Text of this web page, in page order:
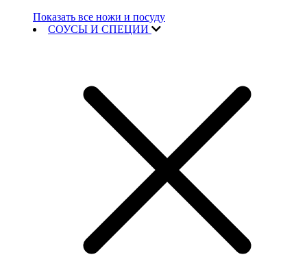
Показать все ножи и посуду
СОУСЫ И СПЕЦИИ